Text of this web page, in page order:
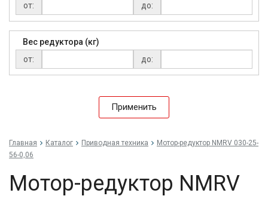
от:
до:
Вес редуктора (кг)
от:
до:
Применить
Главная Каталог Приводная техника
Мо­тор-ре­дук­тор NMRV 030-25-
56-0,06
Мо­тор-ре­дук­тор NMRV